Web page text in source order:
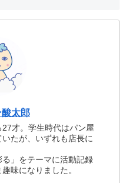
酸太郎
才。学生時代はパン屋
たが、いずれも店長に
る」をテーマに活動記録
味になりました。